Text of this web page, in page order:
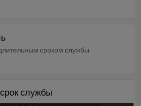
сроком службы.
службы